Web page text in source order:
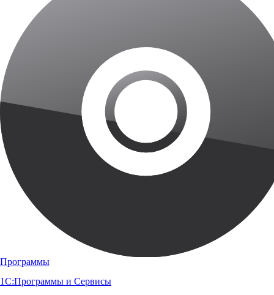
Программы
1С:Программы и Сервисы